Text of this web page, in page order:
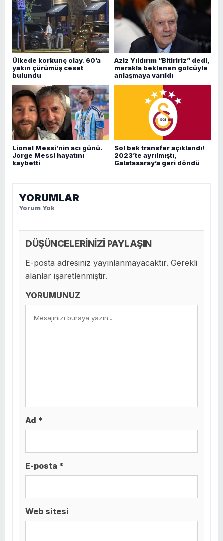
Ülkede korkunç olay. 60’a
yakın çürümüş ceset
bulundu
Aziz Yıldırım “Bitiririz” dedi,
merakla beklenen golcüyle
anlaşmaya varıldı
Lionel Messi’nin acı günü.
Jorge Messi hayatını
kaybetti
Sol bek transfer açıklandı!
2023’te ayrılmıştı,
Galatasaray’a geri döndü
YORUMLAR
Yorum Yok
DÜŞÜNCELERİNİZİ PAYLAŞIN
E-posta adresiniz yayınlanmayacaktır. Gerekli
alanlar işaretlenmiştir.
YORUMUNUZ
Ad *
E-posta *
Web sitesi